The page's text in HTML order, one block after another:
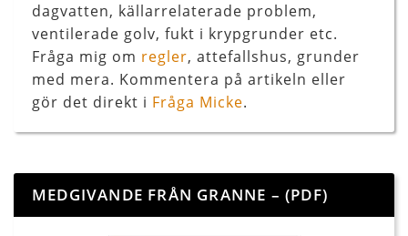
dagvatten, källarrelaterade problem,
ventilerade golv, fukt i krypgrunder etc.
Fråga mig om regler, attefallshus, grunder
med mera. Kommentera på artikeln eller
gör det direkt i Fråga Micke.
MEDGIVANDE FRÅN GRANNE – (PDF)